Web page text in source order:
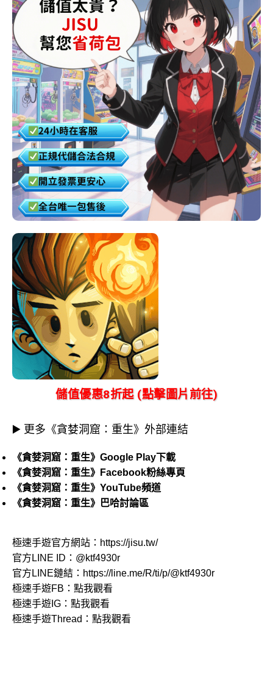
儲值優惠8折起 (點擊圖片前往)
▶️ 更多《貪婪洞窟：重生》外部連結
《貪婪洞窟：重生》Google Play下載
《貪婪洞窟：重生》Facebook粉絲專頁
《貪婪洞窟：重生》YouTube頻道
《貪婪洞窟：重生》巴哈討論區
極速手遊官方網站： https://jisu.tw/
官方LINE ID： @ktf4930r
官方LINE鏈結： https://line.me/R/ti/p/@ktf4930r
極速手遊FB： 點我觀看
極速手遊IG： 點我觀看
極速手遊Thread： 點我觀看